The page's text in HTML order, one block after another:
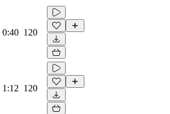
0:40 120
1:12 120